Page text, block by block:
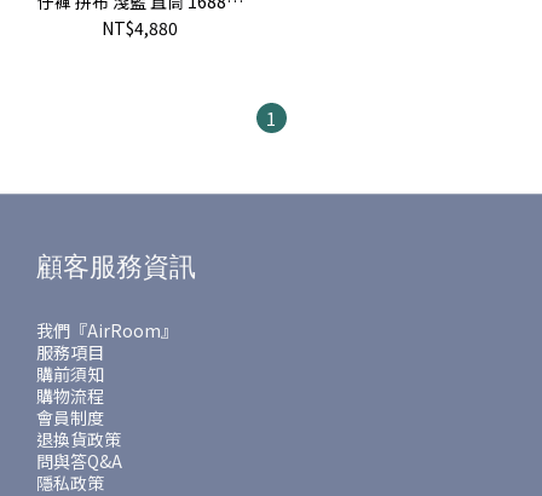
0131
NT$4,880
1
顧客服務資訊
我們『AirRoom』
服務項目
購前須知
購物流程
會員制度
退換貨政策
問與答Q&A
隱私政策